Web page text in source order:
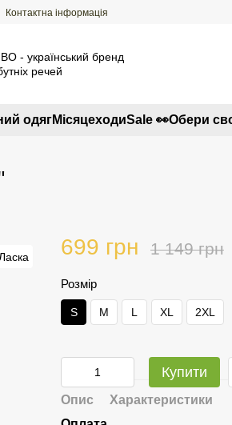
Контактна інформація
одягМісяцеходиSale 👀Обери
699 грн 1 149 грн
Розмір
S M L XL 2XL
Купити
Опис
Характеристики